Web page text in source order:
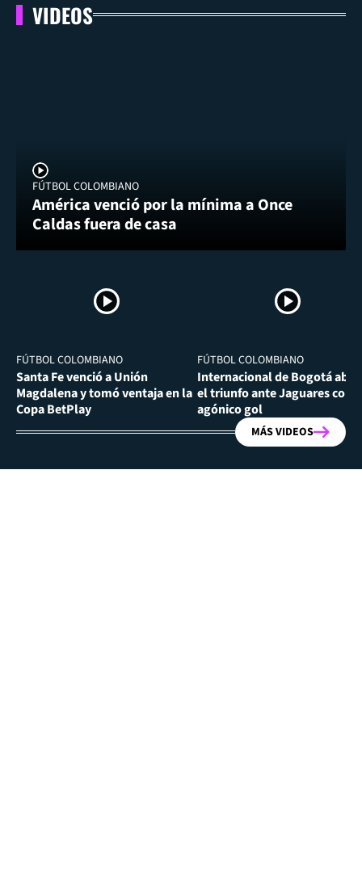
VIDEOS
FÚTBOL COLOMBIANO
América venció por la mínima a Once
Caldas fuera de casa
FÚTBOL COLOMBIANO
Santa Fe venció a Unión
Magdalena y tomó ventaja en la
Copa BetPlay
FÚTBOL COLOMBIANO
Internacional de Bogotá
el triunfo ante Jaguares con
agónico gol
MÁS VIDEOS